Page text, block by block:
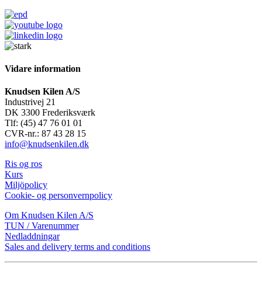
Vidare information
Knudsen Kilen A/S
Industrivej 21
DK 3300 Frederiksværk
Tlf: (45) 47 76 01 01
CVR-nr.: 87 43 28 15
info@knudsenkilen.dk
Ris og ros
Kurs
Miljöpolicy
Cookie- og personvernpolicy
Om Knudsen Kilen A/S
TUN / Varenummer
Nedladdningar
Sales and delivery terms and conditions